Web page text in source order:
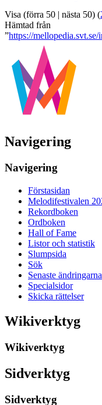
Visa (förra 50 | nästa 50) (
Hämtad från
”https://
Navigering
Navigering
Förstasidan
Melodifestivalen
Rekordboken
Ordboken
Hall of Fame
Listor och statistik
Slumpsida
Sök
Senaste ändringarna
Specialsidor
Skicka rättelser
Wikiverktyg
Wikiverktyg
Sidverktyg
Sidverktyg